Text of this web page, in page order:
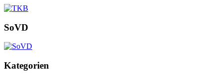
SoVD
Kategorien